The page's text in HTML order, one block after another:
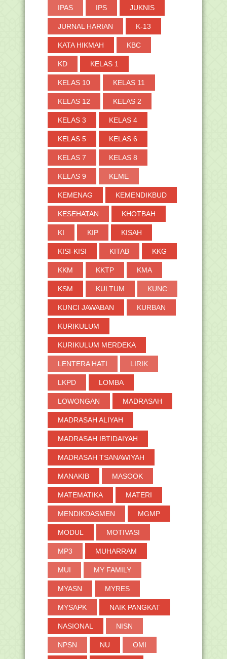
IPAS IPS JUKNIS
JURNAL HARIAN K-13
KATA HIKMAH KBC
KD KELAS 1
KELAS 10 KELAS 11
KELAS 12 KELAS 2
KELAS 3 KELAS 4
KELAS 5 KELAS 6
KELAS 7 KELAS 8
KELAS 9 KEME
KEMENAG KEMENDIKBUD
KESEHATAN KHOTBAH
KI KIP KISAH
KISI-KISI KITAB KKG
KKM KKTP KMA
KSM KULTUM KUNC
KUNCI JAWABAN KURBAN
KURIKULUM
KURIKULUM MERDEKA
LENTERA HATI LIRIK
LKPD LOMBA
LOWONGAN MADRASAH
MADRASAH ALIYAH
MADRASAH IBTIDAIYAH
MADRASAH TSANAWIYAH
MANAKIB MASOOK
MATEMATIKA MATERI
MENDIKDASMEN MGMP
MODUL MOTIVASI
MP3 MUHARRAM
MUI MY FAMILY
MYASN MYRES
MYSAPK NAIK PANGKAT
NASIONAL NISN
NPSN NU OMI